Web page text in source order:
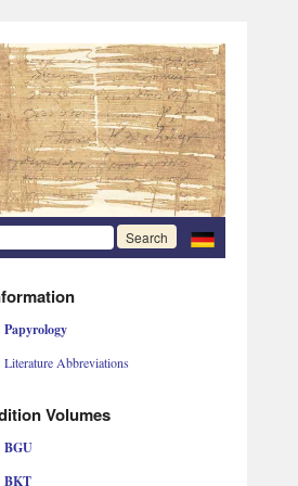
Papyrology
Literature Abbreviations
Volumes
BGU
BKT